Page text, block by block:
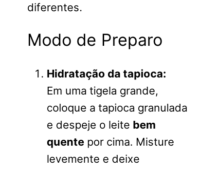
diferentes.
Modo de Preparo
Hidratação da tapioca:
Em uma tigela grande,
coloque a tapioca granulada
e despeje o leite bem
quente por cima. Misture
levemente e deixe